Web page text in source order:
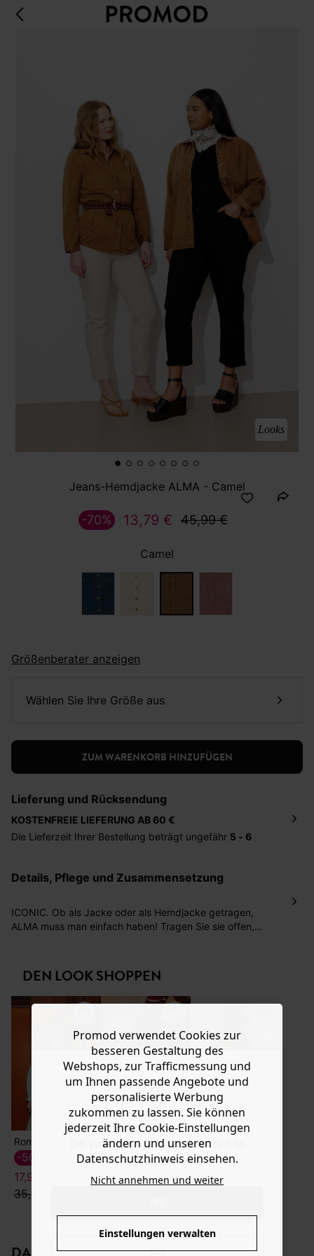
Do you want to be redirected to
www.promod.com ?
NO
Looks
Jeans-Hemdjacke ALMA - Camel
13,79 € 45,99 €
-70%
Camel
Größenberater anzeigen
Wählen Sie Ihre Größe aus
ZUM WARENKORB HINZUFÜGEN
Lieferung und Rücksendung
KOSTENFREIE LIEFERUNG AB 60 €
Die Lieferzeit Ihrer Bestellung beträgt ungefähr 5 - 6
betragen 2,95 Euro bei einem Bestellwert von unter 60
Sie haben das Recht binnen30 Tagennach Erhalt der
Details, Pflege und Zusammensetzung
ICONIC. Ob als Jacke oder als Hemdjacke getragen,
ALMA muss man einfach haben! Tragen Sie sie offen,
Hemdkragen, Knopfleiste, 4 Taschen, langem
geknöpftem Arm und abgerundetem Saum. Enthält
Baumwolle aus biologischem Anbau, die ohne Pestizide,
Kunstdünger oder Gentechnologie angebaut wird.
DEN LOOK SHOPPEN
17,99 €
35,99 €
-50%
Lederstiefel mit Absatz
44,99 €
-50% 25,00 €
Promod verwendet Cookies zur
besseren Gestaltung des
Webshops, zur Trafficmessung und
um Ihnen passende Angebote und
personalisierte Werbung
zukommen zu lassen. Sie können
jederzeit Ihre Cookie-Einstellungen
ändern und unseren
Datenschutzhinweis einsehen.
Nicht annehmen und weiter
Einstellungen verwalten